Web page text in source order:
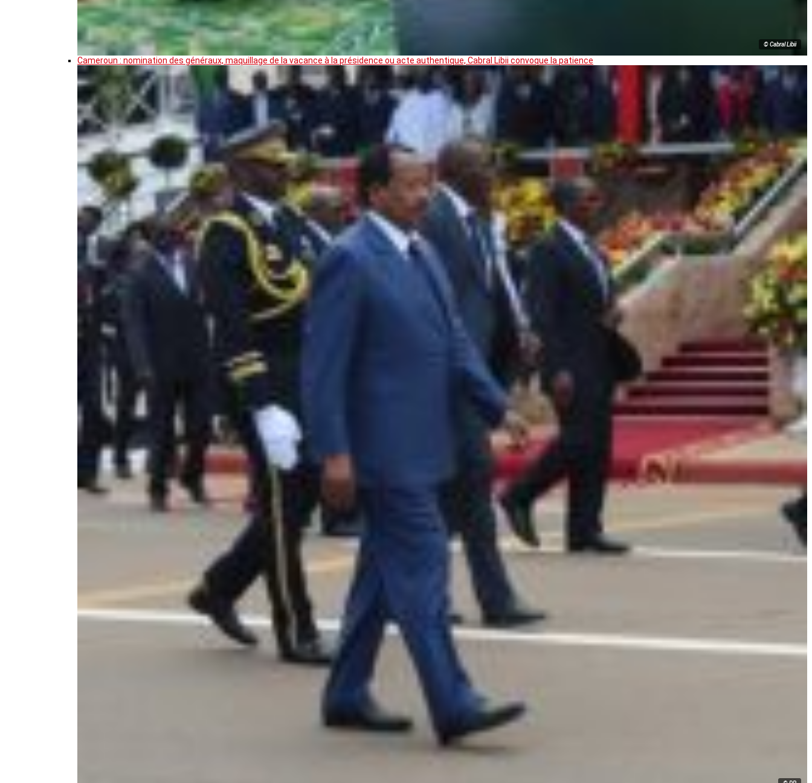
© Cabral Libii
Cameroun : nomination des généraux, maquillage de la vacance à la présidence ou acte authentique, Cabral Libii convoque la patience